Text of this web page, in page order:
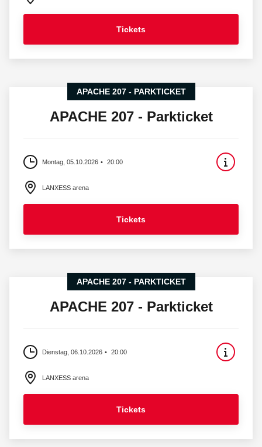
Tickets
APACHE 207 - PARKTICKET
APACHE 207 - Parkticket
Montag, 05.10.2026 20:00
LANXESS arena
Tickets
APACHE 207 - PARKTICKET
APACHE 207 - Parkticket
Dienstag, 06.10.2026 20:00
LANXESS arena
Tickets